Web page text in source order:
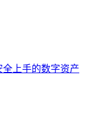
上手的数字资产